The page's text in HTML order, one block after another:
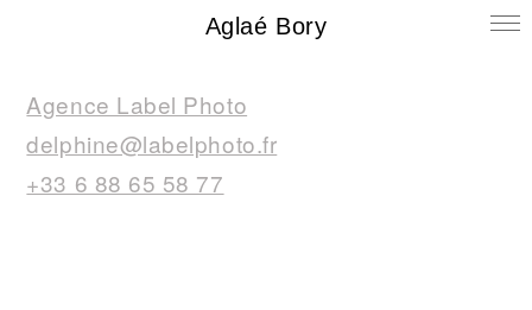
Aglaé Bory
Agence Label Photo
delphine@labelphoto.fr
+33 6 88 65 58 77